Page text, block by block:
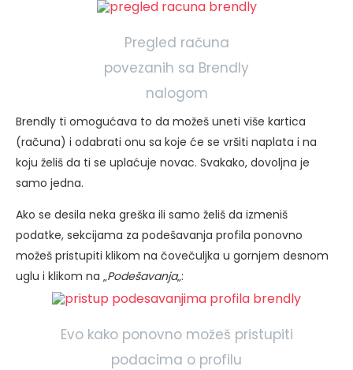
Pregled računa
povezanih sa Brendly
nalogom
Brendly ti omogućava to da možeš uneti više kartica
(računa) i odabrati onu sa koje će se vršiti naplata i na
koju želiš da ti se uplaćuje novac. Svakako, dovoljna je
samo jedna.
Ako se desila neka greška ili samo želiš da izmeniš
podatke, sekcijama za podešavanja profila ponovno
možeš pristupiti klikom na čovečuljka u gornjem desnom
uglu i klikom na „Podešavanja„:
Evo kako ponovno možeš pristupiti
podacima o profilu